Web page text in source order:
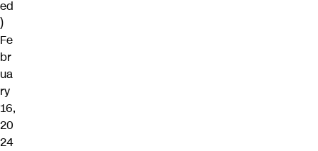
ed
)
Fe
br
ua
ry
16,
20
24